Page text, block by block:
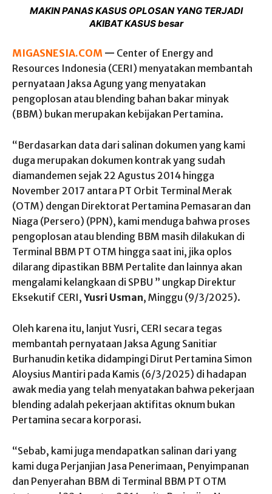
MAKIN PANAS KASUS OPLOSAN YANG TERJADI
AKIBAT KASUS besar
MIGASNESIA.COM — Center of Energy and
Resources Indonesia (CERI) menyatakan membantah
pernyataan Jaksa Agung yang menyatakan
pengoplosan atau blending bahan bakar minyak
(BBM) bukan merupakan kebijakan Pertamina.
“Berdasarkan data dari salinan dokumen yang kami
duga merupakan dokumen kontrak yang sudah
diamandemen sejak 22 Agustus 2014 hingga
November 2017 antara PT Orbit Terminal Merak
(OTM) dengan Direktorat Pertamina Pemasaran dan
Niaga (Persero) (PPN), kami menduga bahwa proses
pengoplosan atau blending BBM masih dilakukan di
Terminal BBM PT OTM hingga saat ini, jika oplos
dilarang dipastikan BBM Pertalite dan lainnya akan
mengalami kelangkaan di SPBU ” ungkap Direktur
Eksekutif CERI, Yusri Usman, Minggu (9/3/2025).
Oleh karena itu, lanjut Yusri, CERI secara tegas
membantah pernyataan Jaksa Agung Sanitiar
Burhanudin ketika didampingi Dirut Pertamina Simon
Aloysius Mantiri pada Kamis (6/3/2025) di hadapan
awak media yang telah menyatakan bahwa pekerjaan
blending adalah pekerjaan aktifitas oknum bukan
Pertamina secara korporasi.
“Sebab, kami juga mendapatkan salinan dari yang
kami duga Perjanjian Jasa Penerimaan, Penyimpanan
dan Penyerahan BBM di Terminal BBM PT OTM